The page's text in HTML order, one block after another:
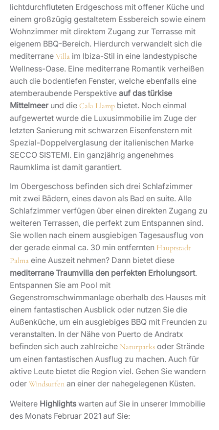
lichtdurchfluteten Erdgeschoss mit offener Küche und
einem großzügig gestaltetem Essbereich sowie einem
Wohnzimmer mit direktem Zugang zur Terrasse mit
eigenem BBQ-Bereich. Hierdurch verwandelt sich die
mediterrane Villa im Ibiza-Stil in eine landestypische
Wellness-Oase. Eine mediterrane Romantik verheißen
auch die bodentiefen Fenster, welche ebenfalls eine
atemberaubende Perspektive auf das türkise
Mittelmeerund die Cala Llamp bietet. Noch einmal
aufgewertet wurde die Luxusimmobilie im Zuge der
letzten Sanierung mit schwarzen Eisenfenstern mit
Spezial-Doppelverglasung der italienischen Marke
SECCO SISTEMI. Ein ganzjährig angenehmes
Raumklima ist damit garantiert.
Im Obergeschoss befinden sich drei Schlafzimmer
mit zwei Bädern, eines davon als Bad en suite. Alle
Schlafzimmer verfügen über einen direkten Zugang zu
weiteren Terrassen, die perfekt zum Entspannen sind.
Sie wollen nach einem ausgiebigen Tagesausflug von
der gerade einmal ca. 30 min entfernten Hauptstadt
Palma eine Auszeit nehmen? Dann bietet diese
mediterrane Traumvilla den perfekten Erholungsort.
Entspannen Sie am Pool mit
Gegenstromschwimmanlage oberhalb des Hauses mit
einem fantastischen Ausblick oder nutzen Sie die
Außenküche, um ein ausgiebiges BBQ mit Freunden zu
veranstalten. In der Nähe von Puerto de Andratx
befinden sich auch zahlreiche Naturparks oder Strände
um einen fantastischen Ausflug zu machen. Auch für
aktive Leute bietet die Region viel. Gehen Sie wandern
oder Windsurfen an einer der nahegelegenen Küsten.
Weitere Highlightswarten auf Sie in unserer Immobilie
des Monats Februar 2021 auf Sie: